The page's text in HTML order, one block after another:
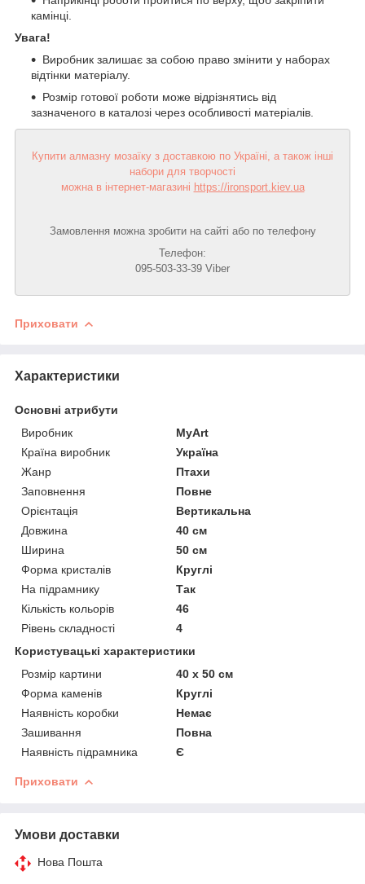
камінці.
Увага!
Виробник залишає за собою право змінити у наборах
відтінки матеріалу.
Розмір готової роботи може відрізнятись від
зазначеного в каталозі через особливості матеріалів.
Купити алмазну мозаїку з доставкою по Україні, а також інші
набори для творчості
можна в інтернет-магазині https://ironsport.kiev.ua
Замовлення можна зробити на сайті або по телефону
Телефон:
095-503-33-39 Viber
Приховати
Характеристики
Основні атрибути
Виробник
MyArt
Країна виробник
Україна
Жанр
Птахи
Заповнення
Повне
Орієнтація
Вертикальна
Довжина
40 см
Ширина
50 см
Форма кристалів
Круглі
На підрамнику
Так
Кількість кольорів
46
Рівень складності
4
Користувацькі характеристики
Розмір картини
40 х 50 см
Форма каменів
Круглі
Наявність коробки
Немає
Зашивання
Повна
Наявність підрамника
Є
Приховати
Умови доставки
Нова Пошта